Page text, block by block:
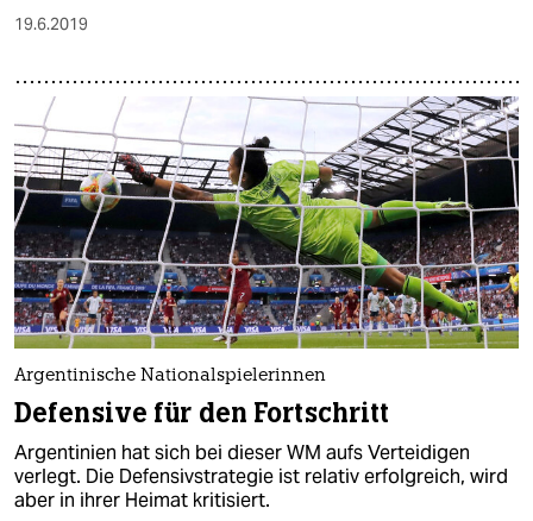
19.6.2019
Argentinische Nationalspielerinnen
Defensive für den Fortschritt
Argentinien hat sich bei dieser WM aufs Verteidigen
verlegt. Die Defensivstrategie ist relativ erfolgreich, wird
aber in ihrer Heimat kritisiert.